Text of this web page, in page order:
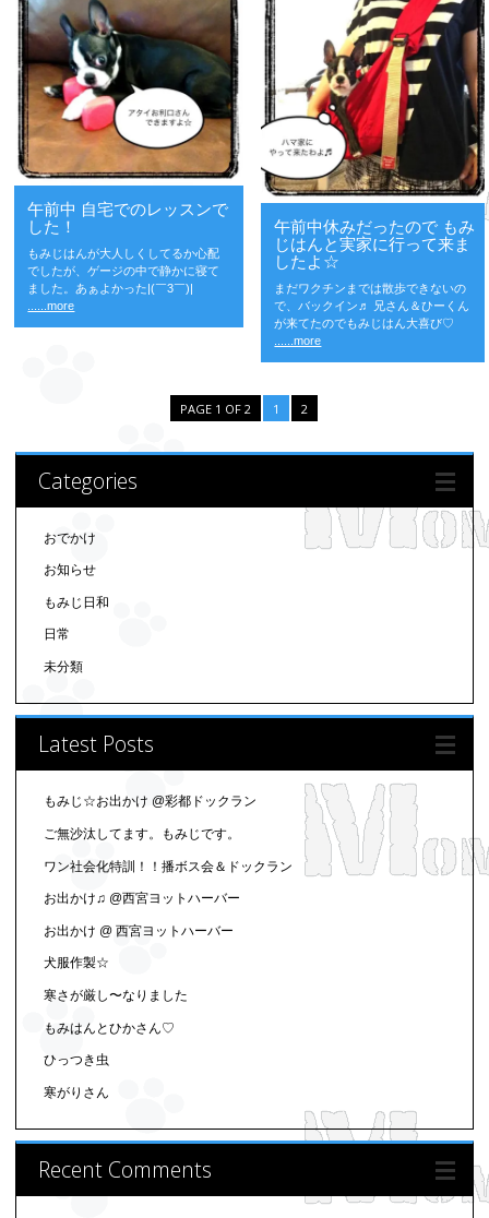
レるブレる ♪ε=ヽ(*･∀･)ﾉ
......more
午前中 自宅でのレッスンで
した！
もみじはんが大人しくしてるか心配
でしたが、ゲージの中で静かに寝て
ました。あぁよかった|(￣3￣)|
......more
午前中休みだったので もみ
じはんと実家に行って来ま
したよ☆
まだワクチンまでは散歩できないの
で、バックイン♬ 兄さん＆ひーくん
が来てたのでもみじはん大喜び♡
......more
PAGE 1 OF 2 1 2
Categories
おでかけ
お知らせ
もみじ日和
日常
未分類
Latest Posts
もみじ☆お出かけ @彩都ドックラン
ご無沙汰してます。もみじです。
ワン社会化特訓！！播ボス会＆ドックラン
お出かけ♫ @西宮ヨットハーバー
お出かけ @ 西宮ヨットハーバー
犬服作製☆
寒さが厳し〜なりました
もみはんとひかさん♡
ひっつき虫
寒がりさん
Recent Comments